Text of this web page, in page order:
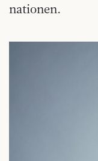
nationen.